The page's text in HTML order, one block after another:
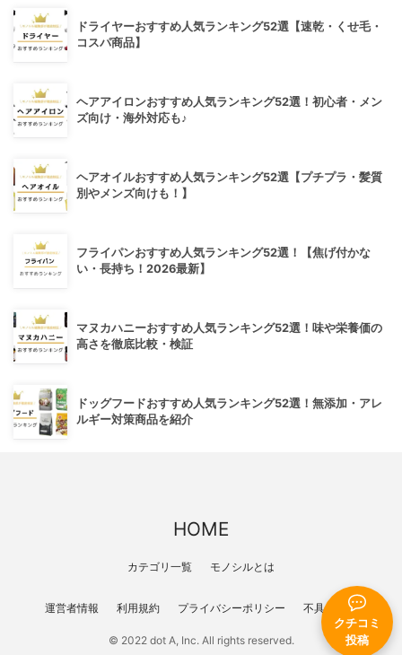
クチコミ
投稿
ドライヤーおすすめ人気ランキング52選【速乾・くせ毛・
コスパ商品】
ヘアアイロンおすすめ人気ランキング52選！初心者・メン
ズ向け・海外対応も♪
ヘアオイルおすすめ人気ランキング52選【プチプラ・髪質
別やメンズ向けも！】
フライパンおすすめ人気ランキング52選！【焦げ付かな
い・長持ち！2026最新】
マヌカハニーおすすめ人気ランキング52選！味や栄養価の
高さを徹底比較・検証
ドッグフードおすすめ人気ランキング52選！無添加・アレ
ルギー対策商品を紹介
HOME
カテゴリ一覧 モノシルとは
運営者情報 利用規約 プライバシーポリシー 不具合報告
© 2022 dot A, Inc. All rights reserved.